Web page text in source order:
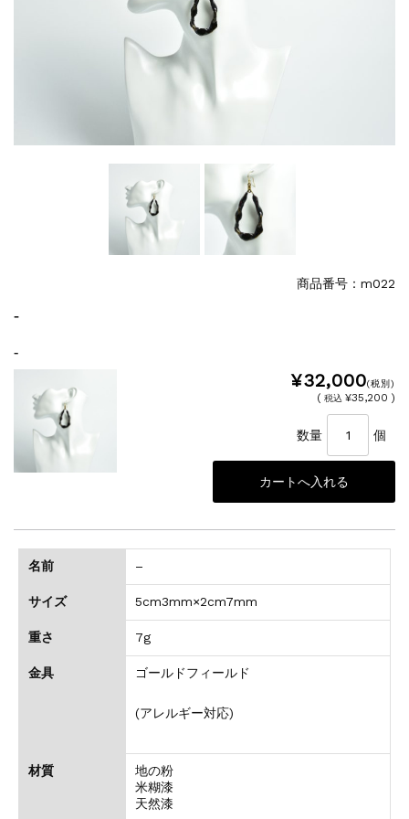
商品番号：m022
-
-
¥32,000(税別)
(税込 ¥35,200 )
数量 個
名前 –
サイズ 5cm3mm×2cm7mm
重さ 7g
金具 ゴールドフィールド
(アレルギー対応)
材質
地の粉
米糊漆
天然漆